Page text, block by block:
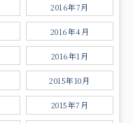
2016年7月
2016年4月
2016年1月
2015年10月
2015年7月